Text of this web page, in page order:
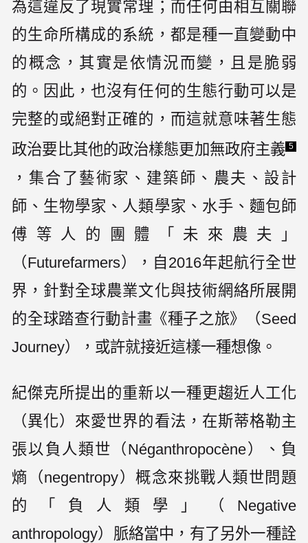
為這違反了現實常理；而任何由相互關聯
的生命所構成的系統，都是種一直變動中
的概念，其實是依情況而變，且是脆弱
的。因此，也沒有任何的生態行動可以是
完整的或絕對正確的，而這就意味著生態
政治要比其他的政治樣態更加無政府主義 5
，集合了藝術家、建築師、農夫、設計
師、生物學家、人類學家、水手、麵包師
傅等人的團體「未來農夫」
（Futurefarmers），自2016年起航行全世
界，針對全球農業文化與技術網絡所展開
的全球踏查行動計畫《種子之旅》（Seed
Journey），或許就接近這樣一種想像。
紀傑克所提出的重新以一種更趨近人工化
（異化）來愛世界的看法，在斯蒂格勒主
張以負人類世（Néganthropocène）、負
熵（negentropy）概念來挑戰人類世問題
的「負人類學」（Negative
anthropology）脈絡當中，有了另外一種詮